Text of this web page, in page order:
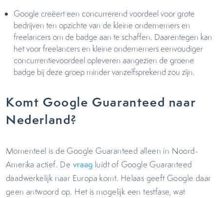
Google creëert een concurrerend voordeel voor grote
bedrijven ten opzichte van de kleine ondernemers en
freelancers om de badge aan te schaffen. Daarentegen kan
het voor freelancers en kleine ondernemers eenvoudiger
concurrentievoordeel opleveren aangezien de groene
badge bij deze groep minder vanzelfsprekend zou zijn.
Komt Google Guaranteed naar
Nederland?
Momenteel is de Google Guaranteed alleen in Noord-
Amerika actief. De vraag luidt of Google Guaranteed
daadwerkelijk naar Europa komt. Helaas geeft Google daar
geen antwoord op. Het is mogelijk een testfase, wat